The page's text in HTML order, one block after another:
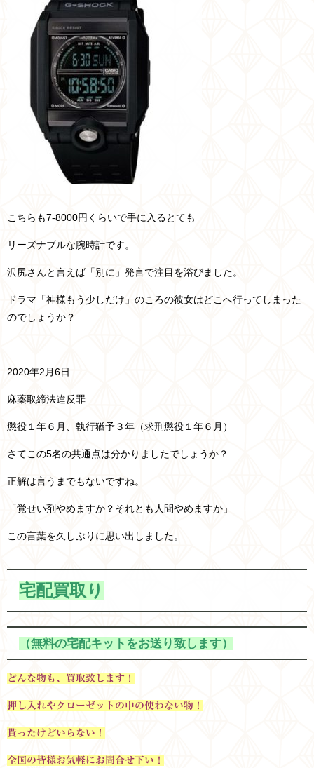
こちらも7-8000円くらいで手に入るとても
リーズナブルな腕時計です。
沢尻さんと言えば「別に」発言で注目を浴びました。
ドラマ「神様もう少しだけ」のころの彼女はどこへ行ってしまった
のでしょうか？
2020年2月6日
麻薬取締法違反罪
懲役１年６月、執行猶予３年（求刑懲役１年６月）
さてこの5名の共通点は分かりましたでしょうか？
正解は言うまでもないですね。
「覚せい剤やめますか？それとも人間やめますか」
この言葉を久しぶりに思い出しました。
宅配買取り
（無料の宅配キットをお送り致します）
どんな物も、買取致します！
押し入れやクローゼットの中の使わない物 ！
貰ったけどいらない！
全国の皆様お気軽にお問合せ下い！